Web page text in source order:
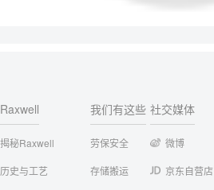
Raxwell
揭秘Raxwell
历史与工艺
我们有这些
劳保安全
存储搬运
社交媒体
微博
京东自营店